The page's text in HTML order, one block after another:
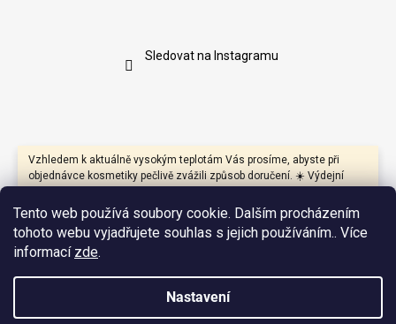
Tento web používá soubory cookie. Dalším procházením
tohoto webu vyjadřujete souhlas s jejich používáním.. Více
informací zde.
Nastavení
Vzhledem k aktuálně vysokým teplotám Vás prosíme, abyste při
objednávce kosmetiky pečlivě zvážili způsob doručení. ☀️ Výdejní
teplotám, které mohou negativně ovlivnit především produkty s
přírodními oleji, másly, vosky nebo citlivými aktivními látkami.
Pokud je to možné, doporučujeme proto zvolit doručení na výdejní
místo nebo na adresu, kde bude zásilka co nejdříve převzata.
riskovat, že Vaše objednávka zůstane přes víkend ležet na depu
nebo v jiných prostorách, kde mohou teploty vystoupat velmi
Sledovat na Instagramu